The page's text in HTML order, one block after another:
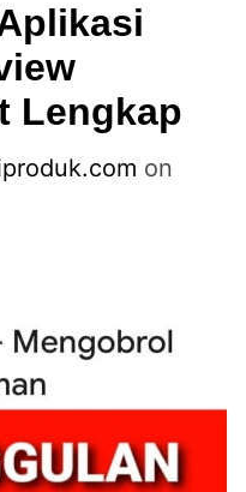
Lengkap
on